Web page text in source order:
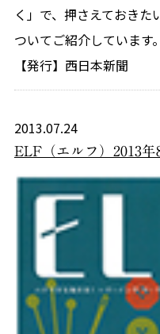
く」で、押さえておき
ついてご紹介しています
【発行】西日本新聞
2013.07.24
ELF（エルフ）2013年